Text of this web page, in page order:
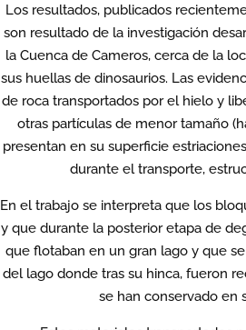
Los resultados, publicados
son resultado de la investigación
la Cuenca de Cameros, cerca de la
sus huellas de dinosaurios. Las
de roca transportados por el hielo y
otras partículas de menor tamaño
presentan en su superficie
durante el transporte,
En el trabajo se interpreta que los
y que durante la posterior etapa de
que flotaban en un gran lago y que
del lago donde tras su hinca, fueron
se han conservado en